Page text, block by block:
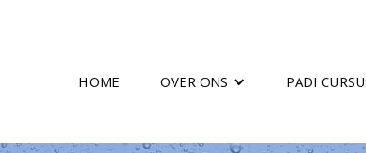
HOME OVER ONS PADI